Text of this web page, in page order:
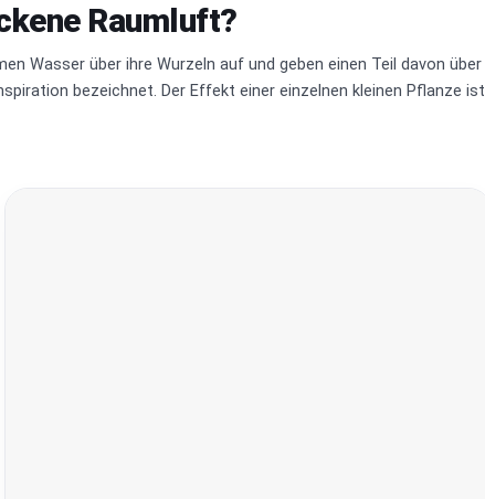
Raumluft?
Wasser über ihre Wurzeln auf und geben einen Teil davon über
bezeichnet. Der Effekt einer einzelnen kleinen Pflanze ist